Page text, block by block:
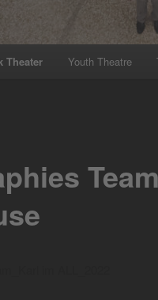
Theater Youth Theatre